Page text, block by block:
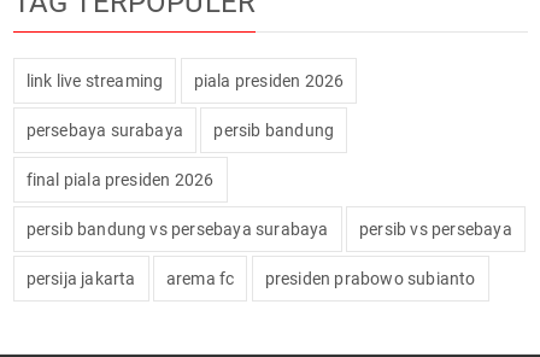
link live streaming piala presiden 2026
persebaya surabaya persib bandung
final piala presiden 2026
persib bandung vs persebaya surabaya persib vs persebaya
persija jakarta arema fc presiden prabowo subianto